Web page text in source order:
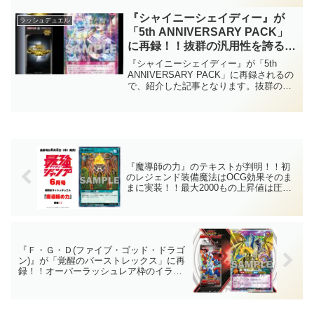
エル】
優秀なドローソースとなるモンスターで
すね。【遊戯王ラッシュデュエル】
ラッシュデュエル
『シャイニーシェイディー』が
「5th ANNIVERSARY PACK」
に再録！！抜群の汎用性を誇る妨
害札が、待望の再録！！今後はリ
チュアル召喚へのメタとしても活
躍が期待されますね～。【遊戯王
『シャイニーシェイディー』が「5th
ANNIVERSARY PACK」に再録されるの
で、紹介した記事となります。抜群の汎
『魔導師の力』のテキストが判明！！初
のレジェンド装備魔法はOCG効果そのま
まに実装！！最大2000もの上昇値は圧巻
『Ｆ・Ｇ・Ｄ(ファイブ・ゴッド・ドラゴ
ン)』が「覚醒のバーストレックス」に再
録！！オーバーラッシュレア枠のイラス